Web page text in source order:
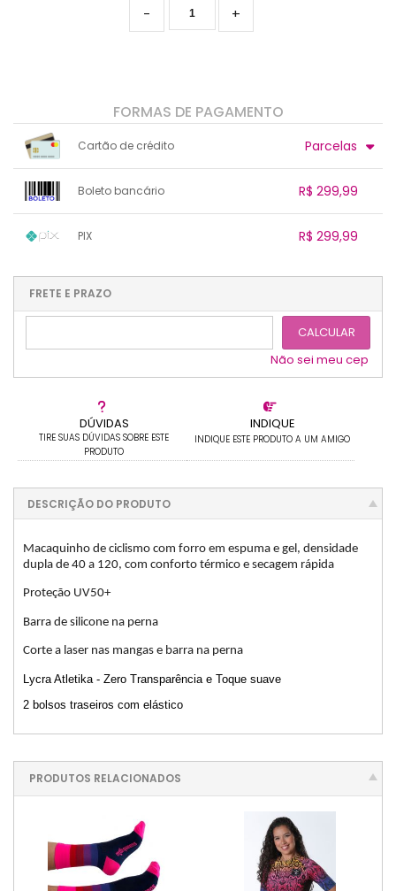
DÚVIDAS
TIRE SUAS DÚVIDAS SOBRE ESTE
PRODUTO
INDIQUE
INDIQUE ESTE PRODUTO A UM AMIGO
+
-
FORMAS DE PAGAMENTO
Cartão de crédito Parcelas
....
Boleto bancário R$ 299,99
PIX R$ 299,99
...
....
FRETE E PRAZO
CALCULAR
Não sei meu cep
DESCRIÇÃO DO PRODUTO
Macaquinho de ciclismo com forro em espuma e gel, densidade
dupla de 40 a 120, com conforto térmico e secagem rápida
Proteção UV50+
Barra de silicone na perna
Corte a laser nas mangas e barra na perna
Lycra Atletika - Zero Transparência e Toque suave
2 bolsos traseiros com elástico
PRODUTOS RELACIONADOS